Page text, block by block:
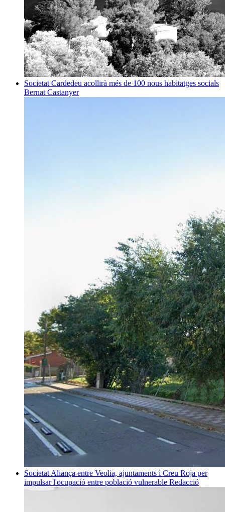
Societat Cardedeu acollirà més de 100 nous habitatges socials
Bernat Castanyer
Societat Aliança entre Veolia, ajuntaments i Creu Roja per
impulsar l'ocupació entre població vulnerable Redacció